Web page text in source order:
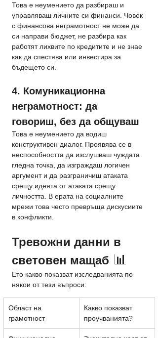
Това е неумението да разбираш и
управляваш личните си финанси. Човек
с финансова неграмотност не може да
си направи бюджет, не разбира как
работят лихвите по кредитите и не знае
как да спестява или инвестира за
бъдещето си.
4. Комуникационна
неграмотност: да
говориш, без да общуваш
Това е неумението да водиш
конструктивен диалог. Проявява се в
неспособността да изслушваш чуждата
гледна точка, да изграждаш логичен
аргумент и да разграничиш атаката
срещу идеята от атаката срещу
личността. В ерата на социалните
мрежи това често превръща дискусиите
в конфликти.
Тревожни данни в
световен мащаб 📊
Ето какво показват изследванията по
някои от тези въпроси:
Област на
грамотност
Какво показват
проучванията?